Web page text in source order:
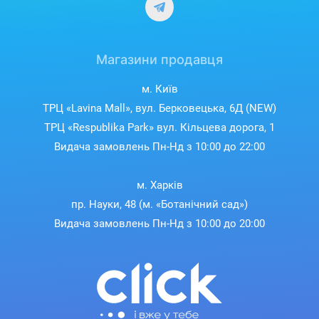
Магазини продавця
м. Київ
ТРЦ «Lavina Mall», вул. Берковецька, 6Д (NEW)
ТРЦ «Respublika Park» вул. Кільцева дорога, 1
Видача замовлень Пн-Нд з 10:00 до 22:00
м. Харків
пр. Науки, 48 (м. «Ботанічний сад»)
Видача замовлень Пн-Нд з 10:00 до 20:00